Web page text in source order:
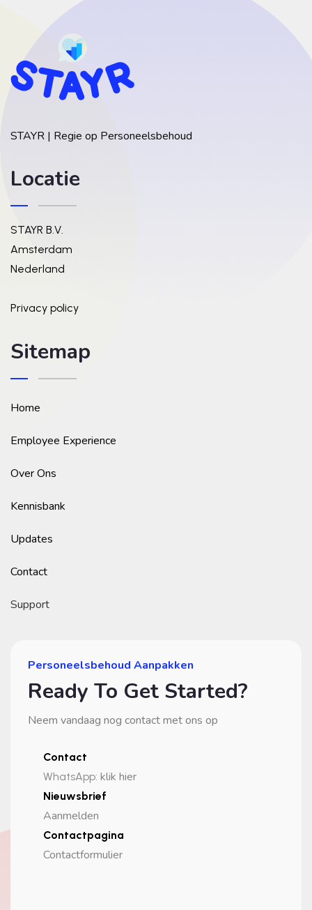
STAYR | Regie op Personeelsbehoud
Locatie
STAYR B.V.
Amsterdam
Nederland
Privacy policy
Sitemap
Home
Employee Experience
Over Ons
Kennisbank
Updates
Contact
Support
Personeelsbehoud Aanpakken
Ready To Get Started?
Neem vandaag nog contact met ons op
Contact
WhatsApp: klik hier
Nieuwsbrief
Aanmelden
Contactpagina
Contactformulier